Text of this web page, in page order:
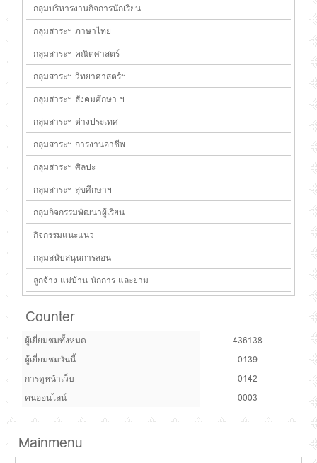
กลุ่มบริหารงานกิจการนักเรียน
กลุ่มสาระฯ ภาษาไทย
กลุ่มสาระฯ คณิตศาสตร์
กลุ่มสาระฯ วิทยาศาสตร์ฯ
กลุ่มสาระฯ สังคมศึกษา ฯ
กลุ่มสาระฯ ต่างประเทศ
กลุ่มสาระฯ การงานอาชีพ
กลุ่มสาระฯ ศิลปะ
กลุ่มสาระฯ สุขศึกษาฯ
กลุ่มกิจกรรมพัฒนาผู้เรียน
กิจกรรมแนะแนว
กลุ่มสนับสนุนการสอน
ลูกจ้าง แม่บ้าน นักการ และยาม
Counter
ผู้เยี่ยมชมทั้งหมด
436138
ผู้เยี่ยมชมวันนี้
0139
การดูหน้าเว็บ
0142
คนออนไลน์
0003
Mainmenu